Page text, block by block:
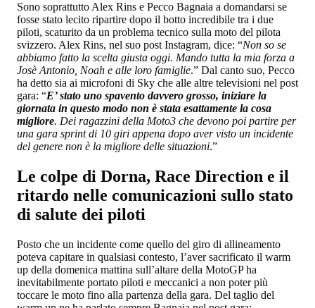
Sono soprattutto Alex Rins e Pecco Bagnaia a domandarsi se
fosse stato lecito ripartire dopo il botto incredibile tra i due
piloti, scaturito da un problema tecnico sulla moto del pilota
svizzero. Alex Rins, nel suo post Instagram, dice: “Non so se
abbiamo fatto la scelta giusta oggi. Mando tutta la mia forza a
Josè Antonio, Noah e alle loro famiglie.” Dal canto suo, Pecco
ha detto sia ai microfoni di Sky che alle altre televisioni nel post
gara: “E’ stato uno spavento davvero grosso, iniziare la
giornata in questo modo non è stata esattamente la cosa
migliore. Dei ragazzini della Moto3 che devono poi partire per
una gara sprint di 10 giri appena dopo aver visto un incidente
del genere non è la migliore delle situazioni.”
Le colpe di Dorna, Race Direction e il
ritardo nelle comunicazioni sullo stato
di salute dei piloti
Posto che un incidente come quello del giro di allineamento
poteva capitare in qualsiasi contesto, l’aver sacrificato il warm
up della domenica mattina sull’altare della MotoGP ha
inevitabilmente portato piloti e meccanici a non poter più
toccare le moto fino alla partenza della gara. Del taglio del